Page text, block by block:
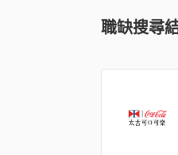
職缺搜尋